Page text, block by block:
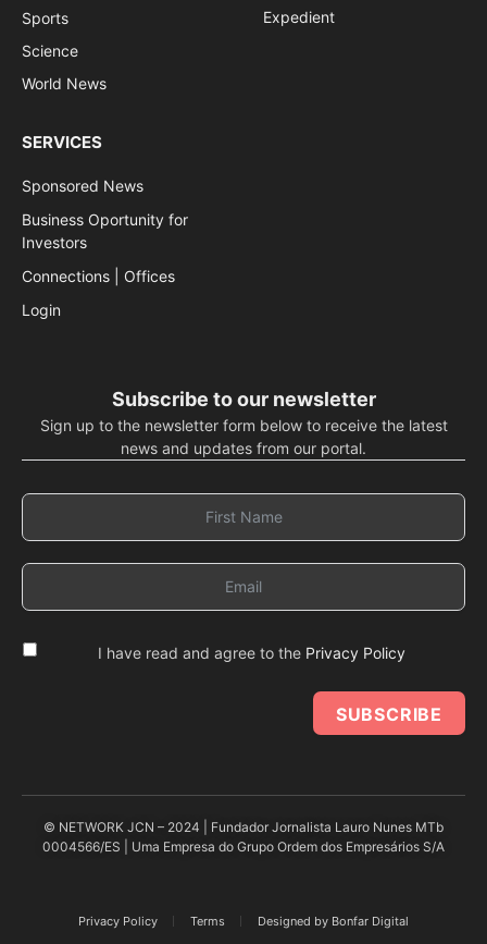
Sports
Science
World News
Expedient
SERVICES
Sponsored News
Business Oportunity for
Investors
Connections | Offices
Login
Subscribe to our newsletter
Sign up to the newsletter form below to receive the latest
news and updates from our portal.
I have read and agree to the Privacy Policy
SUBSCRIBE
© NETWORK JCN – 2024 | Fundador Jornalista Lauro Nunes MTb
0004566/ES | Uma Empresa do Grupo Ordem dos Empresários S/A
Privacy Policy Terms Designed by Bonfar Digital